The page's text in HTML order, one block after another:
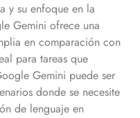
y su enfoque en la
Gemini ofrece una
en comparación con
para tareas que
Gemini puede ser
donde se necesite
de lenguaje en